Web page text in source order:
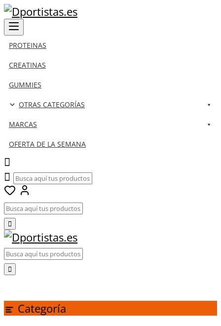
PROTEINAS
CREATINAS
GUMMIES
OTRAS CATEGORÍAS
MARCAS
OFERTA DE LA SEMANA
Categoría